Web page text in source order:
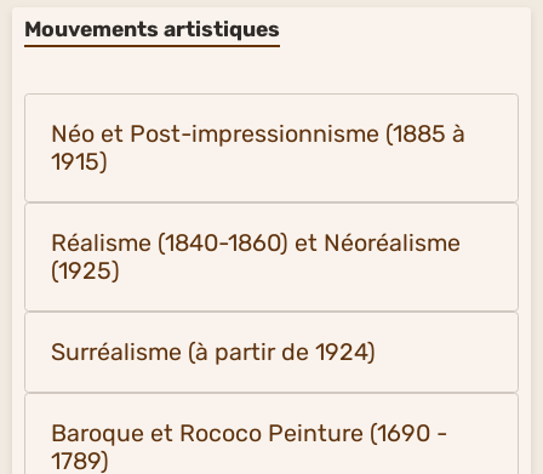
Mouvements artistiques
Néo et Post-impressionnisme (1885 à
1915)
Réalisme (1840-1860) et Néoréalisme
(1925)
Surréalisme (à partir de 1924)
Baroque et Rococo Peinture (1690 -
1789)